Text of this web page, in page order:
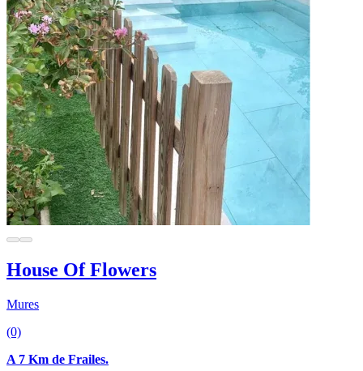
House Of Flowers
Mures
(0)
A 7 Km de Frailes.